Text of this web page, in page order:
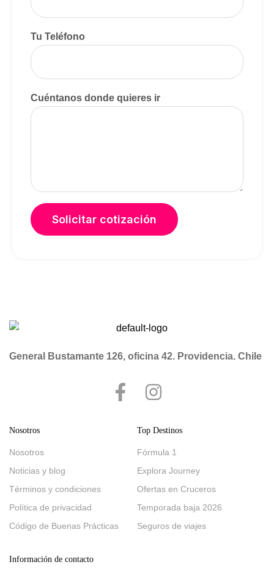
Tu Teléfono
Cuéntanos donde quieres ir
General Bustamante 126, oficina 42. Providencia. Chile
Nosotros
Nosotros
Noticias y blog
Términos y condiciones
Política de privacidad
Código de Buenas Prácticas
Top Destinos
Fórmula 1
Explora Journey
Ofertas en Cruceros
Temporada baja 2026
Seguros de viajes
Información de contacto